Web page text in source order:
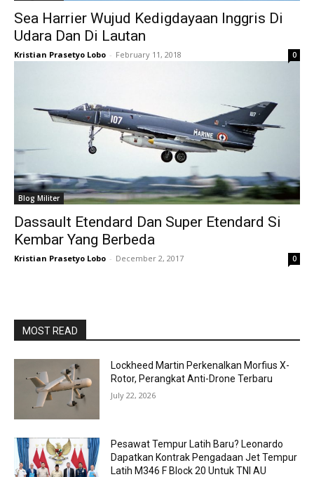
Sea Harrier Wujud Kedigdayaan Inggris Di
Udara Dan Di Lautan
Kristian Prasetyo Lobo - February 11, 2018 0
Blog Militer
Dassault Etendard Dan Super Etendard Si
Kembar Yang Berbeda
Kristian Prasetyo Lobo - December 2, 2017 0
MOST READ
Lockheed Martin Perkenalkan Morfius X-
Rotor, Perangkat Anti-Drone Terbaru
July 22, 2026
Pesawat Tempur Latih Baru? Leonardo
Dapatkan Kontrak Pengadaan Jet Tempur
Latih M346 F Block 20 Untuk TNI AU